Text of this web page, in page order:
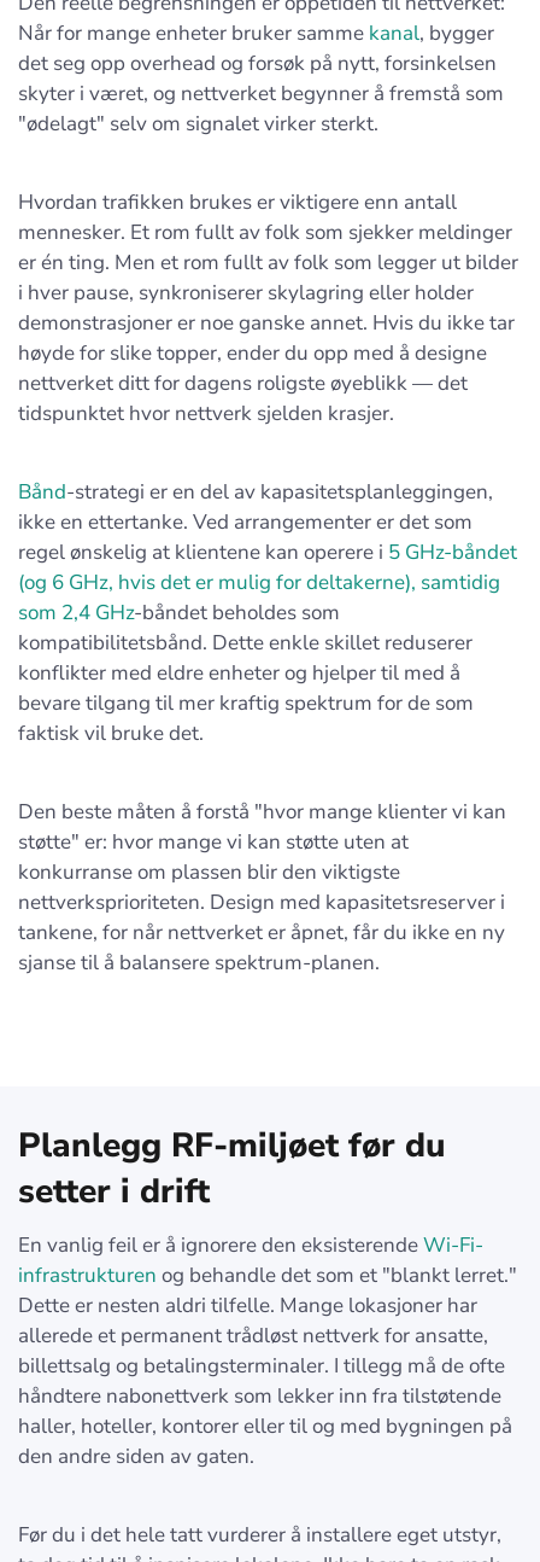
Når for mange enheter bruker samme kanal, bygger
det seg opp overhead og forsøk på nytt, forsinkelsen
skyter i været, og nettverket begynner å fremstå som
"ødelagt" selv om signalet virker sterkt.
Hvordan trafikken brukes er viktigere enn antall
mennesker. Et rom fullt av folk som sjekker meldinger
er én ting. Men et rom fullt av folk som legger ut bilder
i hver pause, synkroniserer skylagring eller holder
demonstrasjoner er noe ganske annet. Hvis du ikke tar
høyde for slike topper, ender du opp med å designe
nettverket ditt for dagens roligste øyeblikk — det
tidspunktet hvor nettverk sjelden krasjer.
Bånd-strategi er en del av kapasitetsplanleggingen,
ikke en ettertanke. Ved arrangementer er det som
regel ønskelig at klientene kan operere i 5 GHz-båndet
(og 6 GHz, hvis det er mulig for deltakerne), samtidig
som 2,4 GHz-båndet beholdes som
kompatibilitetsbånd. Dette enkle skillet reduserer
konflikter med eldre enheter og hjelper til med å
bevare tilgang til mer kraftig spektrum for de som
faktisk vil bruke det.
Den beste måten å forstå "hvor mange klienter vi kan
støtte" er: hvor mange vi kan støtte uten at
konkurranse om plassen blir den viktigste
nettverksprioriteten. Design med kapasitetsreserver i
tankene, for når nettverket er åpnet, får du ikke en ny
sjanse til å balansere spektrum-planen.
Planlegg RF-miljøet før du
setter i drift
En vanlig feil er å ignorere den eksisterendeWi-Fi-
infrastrukturen og behandle det som et "blankt lerret."
Dette er nesten aldri tilfelle. Mange lokasjoner har
allerede et permanent trådløst nettverk for ansatte,
billettsalg og betalingsterminaler. I tillegg må de ofte
håndtere nabonettverk som lekker inn fra tilstøtende
haller, hoteller, kontorer eller til og med bygningen på
den andre siden av gaten.
Før du i det hele tatt vurderer å installere eget utstyr,